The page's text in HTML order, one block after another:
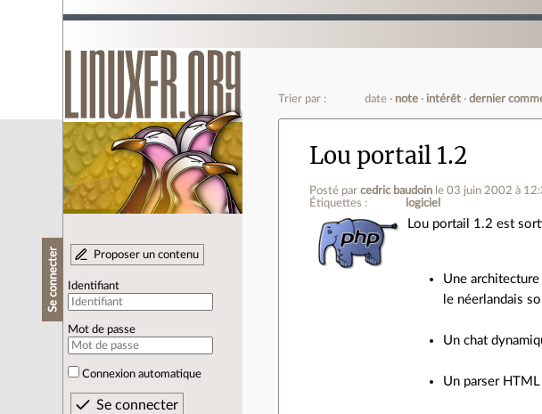
Se connecter Proposer un contenu
Identifiant
Mot de passe
Connexion automatique
Trier par : date note intérêt dernier
Lou portail 1.2
Posté parcedric baudoin le 03 juin 2002 à
Étiquettes :
logiciel
Lou portail 1.2 est
Une
le néerlandais
Un chat
Un parser